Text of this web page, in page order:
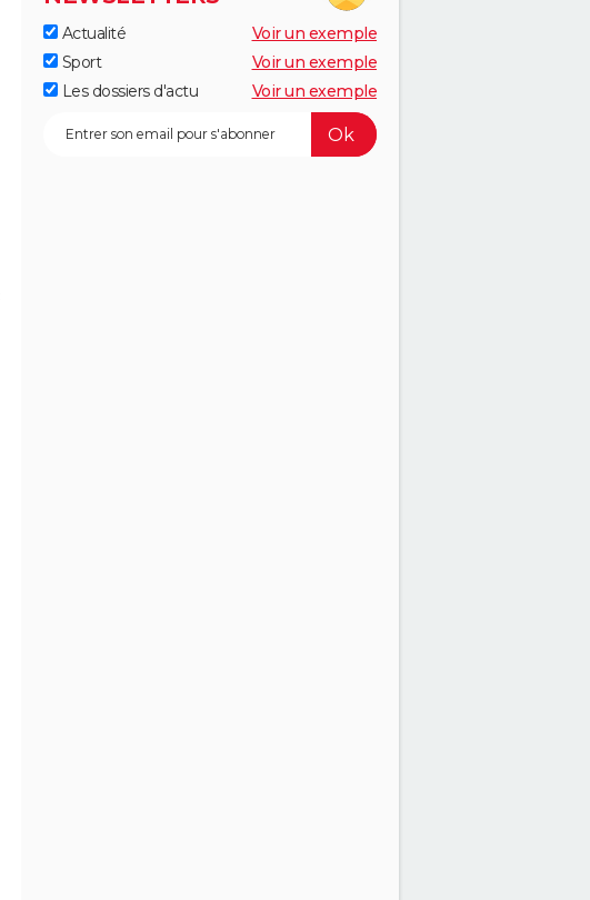
Actualité
Voir un exemple
Sport
Voir un exemple
Les dossiers d'actu
Voir un exemple